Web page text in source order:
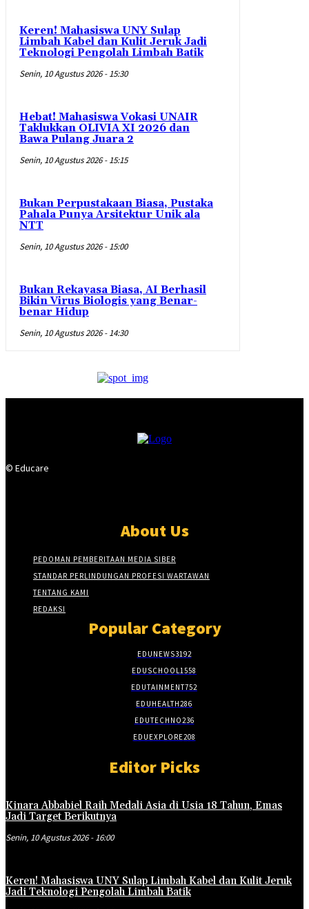
Keren! Mahasiswa UNY Sulap
Limbah Kabel dan Kulit Jeruk Jadi
Teknologi Pengolah Limbah Batik
Senin, 10 Agustus 2026 - 15:30
Hebat! Mahasiswa Vokasi UNAIR
Taklukkan OLIVIA XI 2026 dan
Bawa Pulang Juara 2
Senin, 10 Agustus 2026 - 15:15
Bukan Perpustakaan Biasa, Pustaka
Pahala Punya Arsitektur Unik ala
NTT
Senin, 10 Agustus 2026 - 15:00
Bukan Rekayasa Biasa, AI Berhasil
Bikin Virus Biologis yang Benar-
benar Hidup
Senin, 10 Agustus 2026 - 14:30
© Educare
About Us
PEDOMAN PEMBERITAAN MEDIA SIBER
STANDAR PERLINDUNGAN PROFESI WARTAWAN
TENTANG KAMI
REDAKSI
Popular Category
EDUNEWS3192
EDUSCHOOL1558
EDUTAINMENT752
EDUHEALTH286
EDUTECHNO236
EDUEXPLORE208
Editor Picks
Kinara Abbabiel Raih Medali Asia di Usia 18 Tahun, Emas
Jadi Target Berikutnya
Senin, 10 Agustus 2026 - 16:00
Keren! Mahasiswa UNY Sulap Limbah Kabel dan Kulit Jeruk
Jadi Teknologi Pengolah Limbah Batik